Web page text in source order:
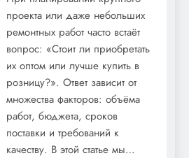
проекта или даже небольших
ремонтных работ часто встаёт
вопрос: «Стоит ли приобретать
их оптом или лучше купить в
розницу?». Ответ зависит от
множества факторов: объёма
работ, бюджета, сроков
поставки и требований к
качеству. В этой статье мы…